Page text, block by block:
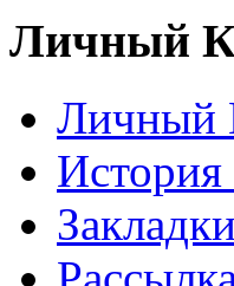
Личный
Личный
История
Закладки